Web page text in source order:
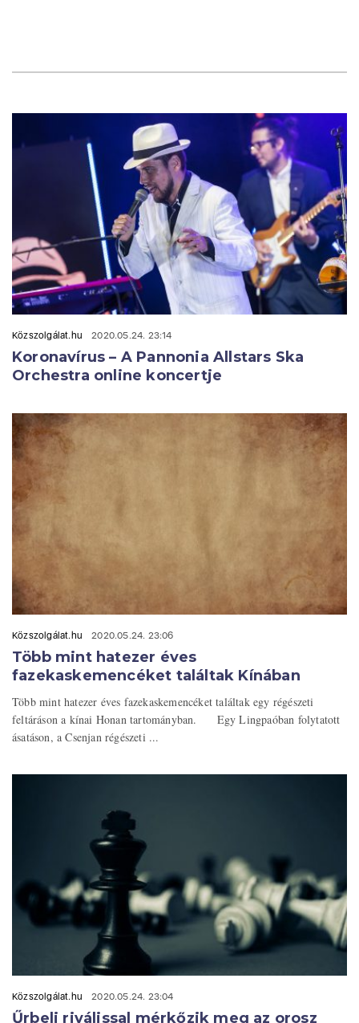
Közszolgálat.hu 2020.05.24. 23:14
Koronavírus – A Pannonia Allstars Ska
Orchestra online koncertje
Közszolgálat.hu 2020.05.24. 23:06
Több mint hatezer éves
fazekaskemencéket találtak Kínában
Több mint hatezer éves fazekaskemencéket találtak egy régészeti
feltáráson a kínai Honan tartományban. Egy Lingpaóban folytatott
ásatáson, a Csenjan régészeti ...
Közszolgálat.hu 2020.05.24. 23:04
Űrbeli riválissal mérkőzik meg az orosz